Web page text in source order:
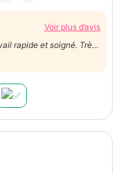
Voir plus d’avis
rapide et soigné. Très